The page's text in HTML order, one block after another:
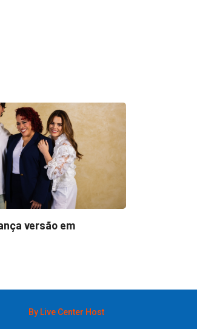
versão em
By Live Center Host